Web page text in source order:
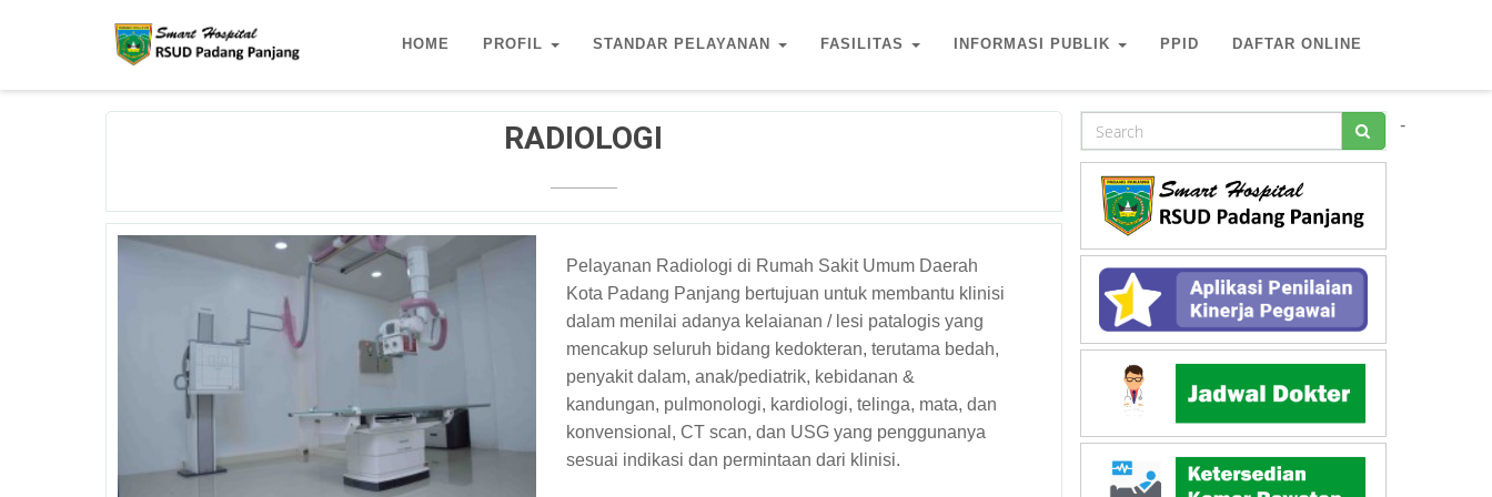
HOME PROFIL STANDAR PELAYANAN FASILITAS INFORMASI PUBLIK PPID DAFTAR ONLINE
RADIOLOGI
Pelayanan Radiologi di Rumah Sakit Umum Daerah
Kota Padang Panjang bertujuan untuk membantu klinisi
dalam menilai adanya kelaianan / lesi patalogis yang
mencakup seluruh bidang kedokteran, terutama bedah,
penyakit dalam, anak/pediatrik, kebidanan &
kandungan, pulmonologi, kardiologi, telinga, mata, dan
konvensional, CT scan, dan USG yang penggunanya
sesuai indikasi dan permintaan dari klinisi.
-